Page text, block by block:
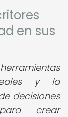
en sus
y la
decisiones
crear